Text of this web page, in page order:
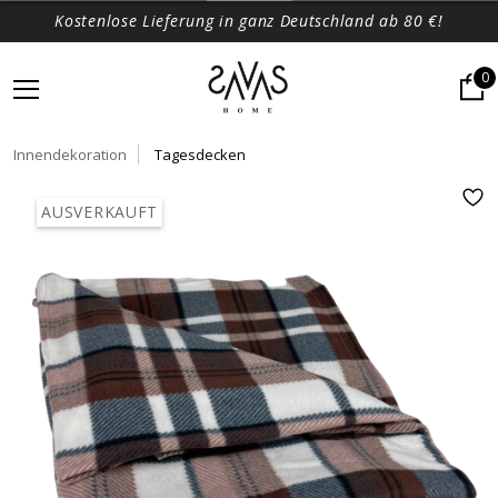
Kostenlose Lieferung in ganz Deutschland ab 80 €!
0
Innendekoration Tagesdecken
AUSVERKAUFT